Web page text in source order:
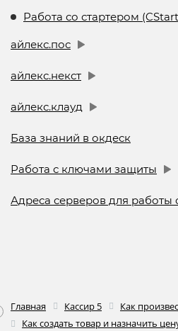
Работа со стартером
айлекс.пос
айлекс.некст
айлекс.клауд
База знаний в окдеск
Работа с ключами защиты
Адреса серверов для работы
Главная Кассир 5
Как
Как создать товар и назначить